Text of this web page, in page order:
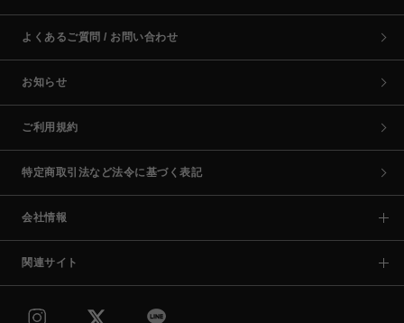
よくあるご質問 / お問い合わせ
お知らせ
ご利用規約
特定商取引法など法令に基づく表記
会社情報
関連サイト